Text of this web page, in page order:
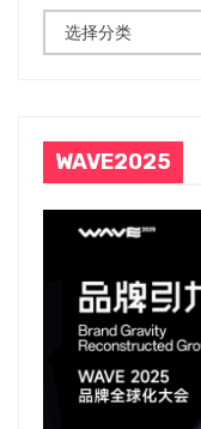
类
WAVE2025